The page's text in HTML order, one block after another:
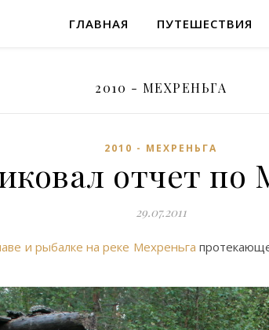
ГЛАВНАЯ ПУТЕШЕСТВИЯ
2010 - МЕХРЕНЬГА
2010 - МЕХРЕНЬГА
отчет по
29.07.2011
и рыбалке на реке Мехреньга